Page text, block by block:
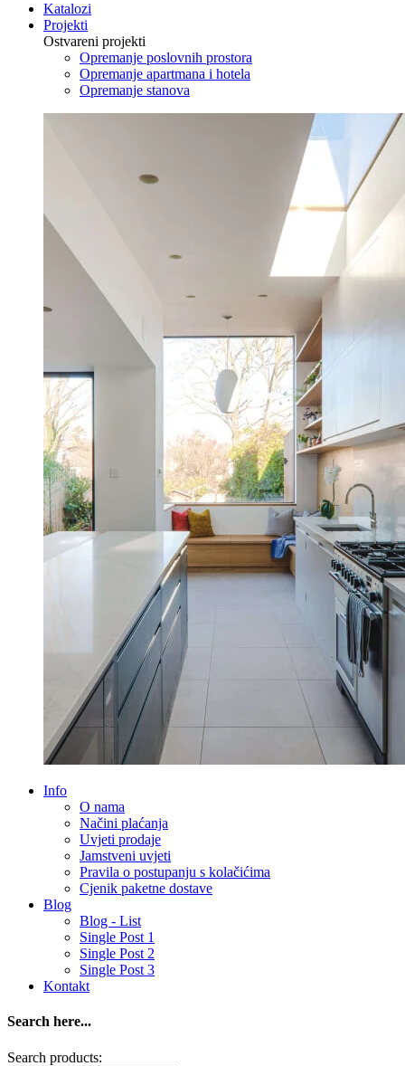
Katalozi
Projekti
Ostvareni projekti
Opremanje poslovnih prostora
Opremanje apartmana i hotela
Opremanje stanova
Info
O nama
Načini plaćanja
Uvjeti prodaje
Jamstveni uvjeti
Pravila o postupanju s kolačićima
Cjenik paketne dostave
Blog
Blog - List
Single Post 1
Single Post 2
Single Post 3
Kontakt
Search here...
Search products: